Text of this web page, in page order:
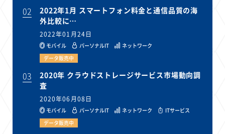
02
2022年1月 スマートフォン料金と通信品質の海
外比較に…
2022年01月24日
モバイル パーソナルIT
ネットワーク
データ販売中
03
2020年 クラウドストレージサービス市場動向調
査
2020年06月08日
モバイル パーソナルIT ネットワーク
ITサービス
データ販売中